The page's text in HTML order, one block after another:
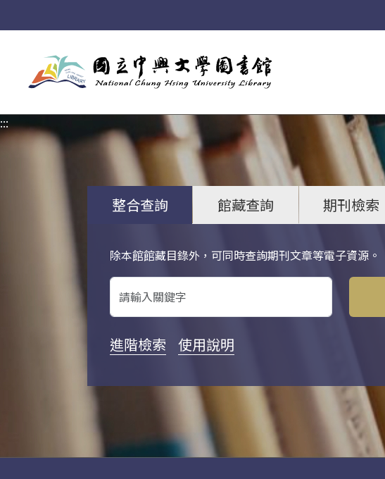
:::
整合查詢 館藏查詢 期刊檢索
除本館館藏目錄外，可同時查詢期刊文章等電子資源。
關鍵字搜尋
進階檢索 使用說明